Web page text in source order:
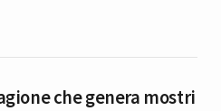
che genera mostri